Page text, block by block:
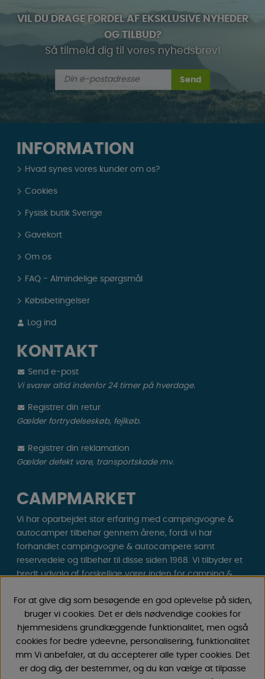
VIL DU DRAGE FORDEL AF EKSKLUSIVE NYHEDER
OG TILBUD?
Så tilmeld dig til vores nyhedsbrev!
Send
INFORMATION
Hvad synes vores kunder om os?
Cookies
Fysisk butik Sverige
Gavekort
Om os
FAQ - Almindelige spørgsmål
Købsbetingelser
Log ind
KONTAKT
Send e-post
Vi svarer altid indenfor 24 timer på hverdage.
Registrer din retur
Gælder fortrydelseskøb, fejlkøb.
Registrer din reklamation
Gælder defekt vare, transportskade mv.
CAMPMARKET
Vi har oparbejdet stor erfaring med campingvogne &
autocamper tilbehør gennem årene, fordi vi har
forhandlet campingvogne & autocampere samt
reservedele og tilbehør til disse siden 1968. Vi tilbyder et
bredt udvalg af forskellige varer inden for camping &
helt sikkert finde noget, du godt kan lide blandt vores
30.000 produkter!
Følg os på Facebook og Instagram for inspiration,
nyheder og eksklusive tilbud. Campinglivet begynder
hos os!
For at give dig som besøgende en god oplevelse på siden,
bruger vi cookies. Det er dels nødvendige cookies for
hjemmesidens grundlæggende funktionalitet, men også
cookies for bedre ydeevne, personalisering, funktionalitet
mm Vi anbefaler, at du accepterer alle typer cookies. Det
er dog dig, der bestemmer, og du kan vælge at tilpasse